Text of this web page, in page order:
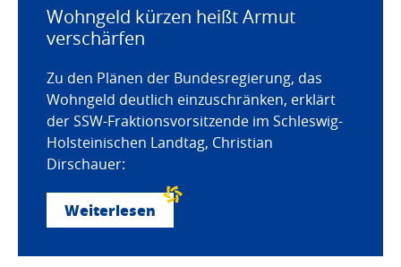
Wohngeld kürzen heißt Armut
verschärfen
Zu den Plänen der Bundesregierung, das
Wohngeld deutlich einzuschränken, erklärt
der SSW-Fraktionsvorsitzende im Schleswig-
Holsteinischen Landtag, Christian
Dirschauer:
Weiterlesen